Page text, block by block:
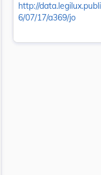
http://
6/07/17/a369/jo